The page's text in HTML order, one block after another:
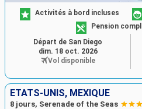
Activités à bord incluses
Pension
Départ de San Diego
dim. 18 oct. 2026
Vol disponible
ÉTATS-UNIS, MEXIQUE
8 jours, Serenade of the Seas